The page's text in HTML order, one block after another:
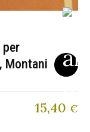
per
Montani
15,40 €